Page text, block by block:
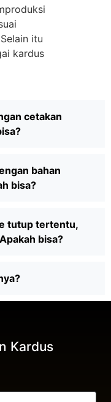
itu
kardus
cetakan
bahan
bisa?
tutup tertentu,
bisa?
Kardus